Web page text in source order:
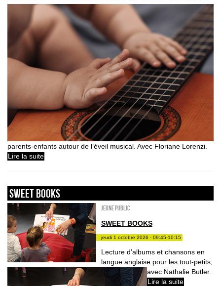
parents-enfants autour de l’éveil musical. Avec Floriane Lorenzi.
Lire la suite
sweet books
Jeune public
SWEET BOOKS
jeudi 1 octobre 2026 - 09:45-10:15
Lecture d’albums et chansons en
langue anglaise pour les tout-petits,
avec Nathalie Butler.
Lire la suite